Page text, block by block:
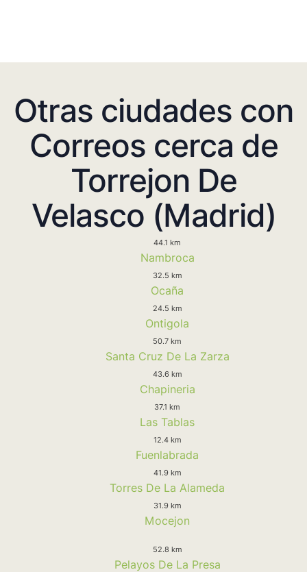
Otras ciudades con
Correos cerca de
Torrejon De
Velasco (Madrid)
44.1 km
Nambroca
32.5 km
Ocaña
24.5 km
Ontigola
50.7 km
Santa Cruz De La Zarza
43.6 km
Chapineria
37.1 km
Las Tablas
12.4 km
Fuenlabrada
41.9 km
Torres De La Alameda
31.9 km
Mocejon
52.8 km
Pelayos De La Presa